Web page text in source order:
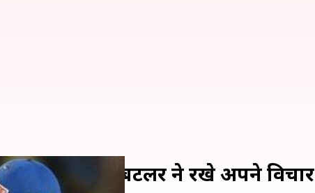
और जोस बटलर ने रखे अपने विचार